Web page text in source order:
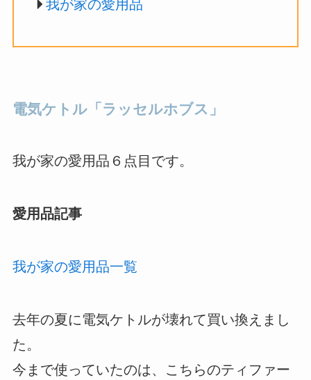
我が家の愛用品
電気ケトル「ラッセルホブス」
我が家の愛用品６点目です。
愛用品記事
我が家の愛用品一覧
去年の夏に電気ケトルが壊れて買い換えまし
た。
今まで使っていたのは、こちらのティファー